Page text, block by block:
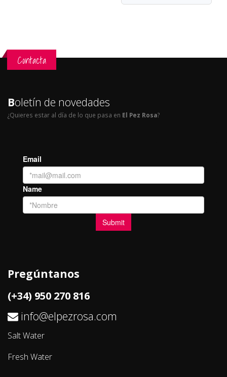
Contacta
Boletín de novedades
¿Quieres estar al día de lo que pasa en El Pez Rosa?
Pregúntanos
(+34) 950 270 816
info@elpezrosa.com
Salt Water
Fresh Water